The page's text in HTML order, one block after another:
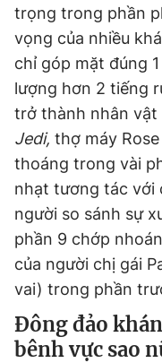
trọng trong phần
vọng của nhiều
chỉ góp mặt đúng
lượng hơn 2 tiếng
trở thành nhân
Jedi, thợ máy
thoáng trong vài
nhạt tương tác với
người so sánh sự
phần 9 chớp
của người chị gái
vai) trong phần
Đông đảo
bênh vực sao